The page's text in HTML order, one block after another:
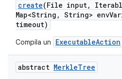
create(File input,
Map<String , String> env
timeout)
Compila un ExecutableAction
abstract MerkleTree